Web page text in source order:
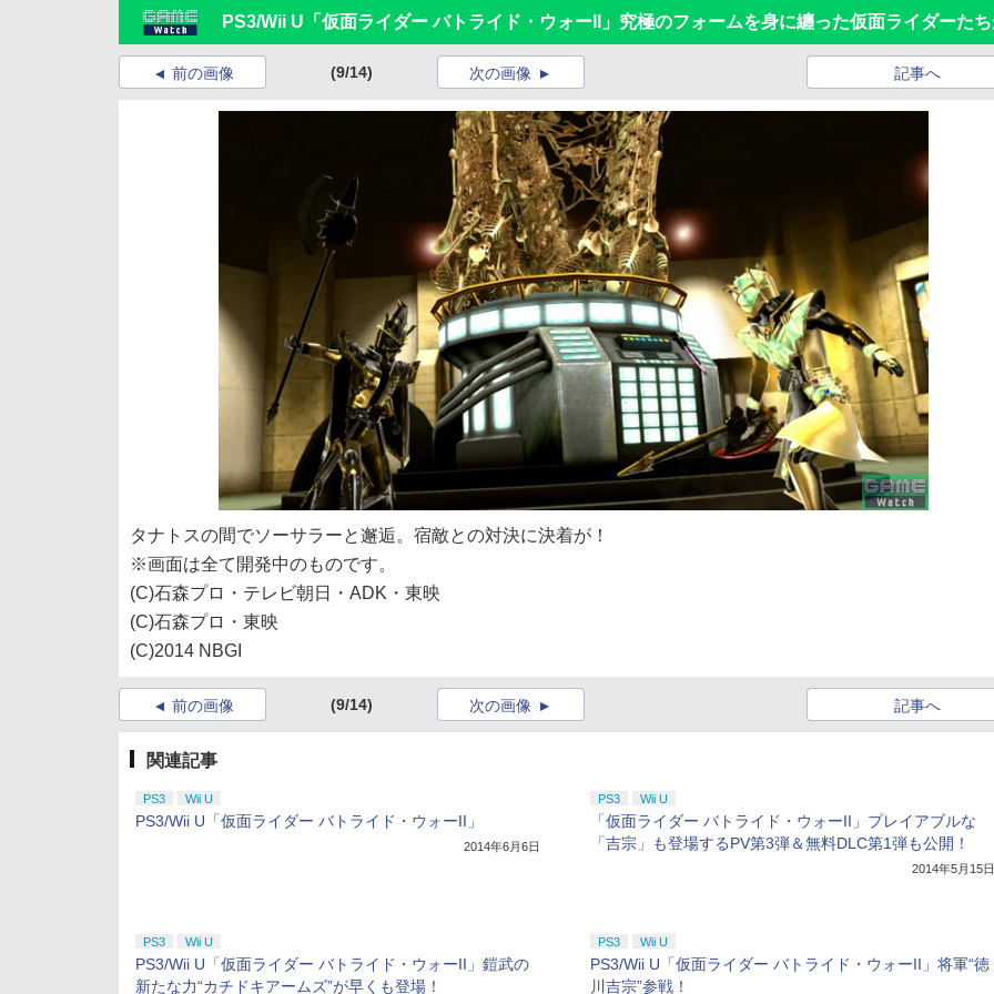
PS3/Wii U「仮面ライダー バトライド・ウォーII」究極のフォームを身に纏った仮面ライダーた
前の画像 (9/14) 記事へ
次の画像
タナトスの間でソーサラーと邂逅。宿敵との対決に決着が！
※画面は全て開発中のものです。
(C)石森プロ・テレビ朝日・ADK・東映
(C)石森プロ・東映
(C)2014 NBGI
前の画像 (9/14) 記事へ
次の画像
関連記事
PS3 Wii U
PS3/Wii U「仮面ライダー バトライド・ウォーII」
2014年6月6日
PS3 Wii U
「仮面ライダー バトライド・ウォーII」プレイアブルな
「吉宗」も登場するPV第3弾＆無料DLC第1弾も公開！
2014年5月15日
PS3 Wii U
PS3/Wii U「仮面ライダー バトライド・ウォーII」鎧武の
新たな力“カチドキアームズ”が早くも登場！
PS3 Wii U
PS3/Wii U「仮面ライダー バトライド・ウォーII」将軍“徳
川吉宗”参戦！